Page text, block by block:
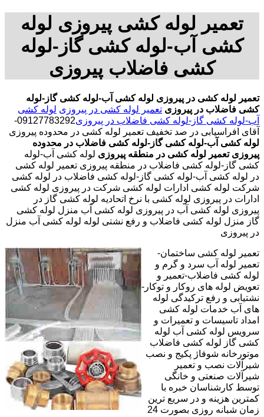
تعمیر لوله کشی پیروزی لوله
کشی آب-لوله کشی گاز-لوله
کشی فاضلاب پیروزی
تعمیر لوله کشی در پیروزی لوله کشی آب-لوله کشی گاز-لوله
کشی فاضلاب در پیروزی تعمیر لوله کشی در پیروزی لوله کشی
آب-لوله کشی گاز-لوله کشی فاضلاب در پیروزی
09127783292-
آقای افراسیابی در صد تخفیف تعمیر لوله کشی در محدوده پیروزی
لوله کشی آب-لوله کشی گاز-لوله کشی فاضلاب در محدوده
پیروزی تعمیر لوله کشی در منطقه پیروزی لوله کشی آب-لوله
کشی گاز-لوله کشی فاضلاب در منطقه پیروزی تعمیر لوله کشی
در لوله کشی آب-لوله کشی گاز-لوله کشی فاضلاب در لوله کشی
شرکت لوله کشی ادارات لوله کشی شرکت در پیروزی لوله کشی
ادارات در پیروزی لوله کشی با نرخ اتحادیه لوله کشی گاز در
پیروزی لوله کشی آب در پیروزی لوله کشی آب منزل لوله کشی
گاز منزل لوله کشی فاضلاب و رفع نشتی لوله لوله کشی آب منزل
در پیروزی
تعمیر لوله کشی ساختمان-
تعمیر لوله آب سرد و گرم و
لوله کشی فاضلاب-تعمیر و
تعویض لوله های روکار و توکار-
نشتیابی و رفع ترکیدگی لوله
های آب خدمات لوله کشی
امداد تاسیسات و تعمیرات و
سرویس لوله کشی آب لوله
کشی گاز لوله کشی فاضلاب
موتورخانه شوفاژ پکیج و نصب
شیرآلات نصب و تعمیر
شیرآلات صنعتی و خانگی
توسط کارشناسان خبره با
کمترین هزینه و در سریع ترین
زمان شبانه روزی بصورت 24